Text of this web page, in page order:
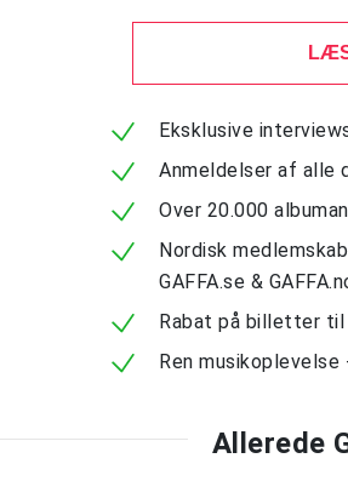
Eksklusive
Anmeldelser af alle
Over 20.000
Nordisk
GAFFA.se &
Rabat på billetter
Ren
Allerede